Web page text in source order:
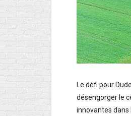
Le défi pour
désengorger le
innovantes dans